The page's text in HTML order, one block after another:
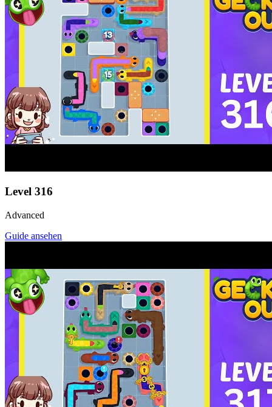
Level 316
Advanced
Guide ansehen